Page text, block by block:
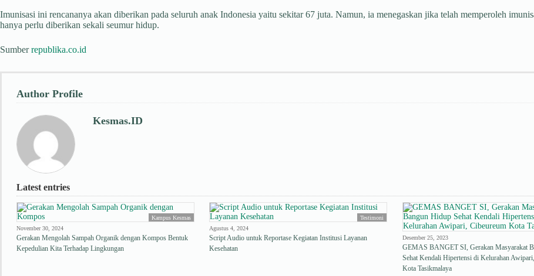
Imunisasi ini rencananya akan diberikan pada seluruh anak Indonesia yaitu sekitar 67 juta. Namun, ia menegaskan jika telah memperoleh
hanya perlu diberikan sekali seumur hidup.
Sumberrepublika.co.id
Author Profile
Kesmas.ID
Latest entries
Kampus Kesmas
November 30, 2024
Gerakan Mengolah Sampah Organik dengan Kompos Bentuk
Kepedulian Kita Terhadap Lingkungan
Testimoni
Agustus 4, 2024
Script Audio untuk Reportase Kegiatan Institusi Layanan
Kesehatan
Desember 25, 2023
GEMAS BANGET SI, Gerakan Masyarakat
Sehat Kendali Hipertensi di Kelurahan
Kota Tasikmalaya